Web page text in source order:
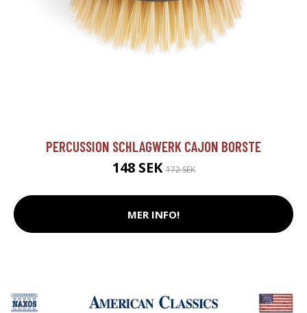
PERCUSSION SCHLAGWERK CAJON BORSTE
148 SEK172 SEK
MER INFO!